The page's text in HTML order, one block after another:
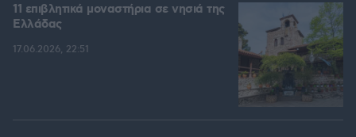
11 επιβλητικά μοναστήρια σε νησιά της
Ελλάδας
17.06.2026, 22:51